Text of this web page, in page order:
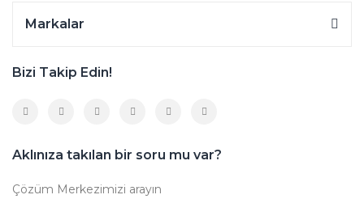
Markalar
Bizi Takip Edin!
Aklınıza takılan bir soru mu var?
Çözüm Merkezimizi arayın